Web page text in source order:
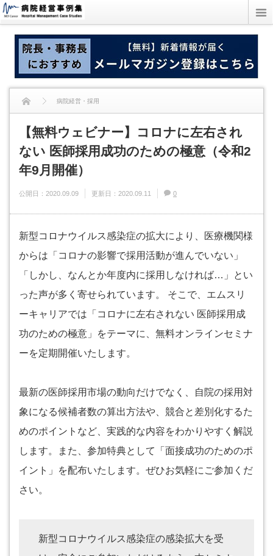
病院経営・採用
【無料ウェビナー】コロナに左右されない 医師採用成功のための極意（令和2年
9月開催）
【無料ウェビナー】コロナに左右され
ない 医師採用成功のための極意（令和2
年9月開催）
公開日： 2020.09.09 更新日： 2020.09.11 0
新型コロナウイルス感染症の拡大により、医療機関様
からは「コロナの影響で採用活動が進んでいない」
「しかし、なんとか年度内に採用しなければ…」とい
った声が多く寄せられています。 そこで、エムスリ
ーキャリアでは「コロナに左右されない 医師採用成
功のための極意」をテーマに、無料オンラインセミナ
ーを定期開催いたします。
最新の医師採用市場の動向だけでなく、自院の採用対
象になる候補者数の算出方法や、競合と差別化するた
めのポイントなど、実践的な内容をわかりやすく解説
します。また、参加特典として「面接成功のためのポ
イント」を配布いたします。ぜひお気軽にご参加くだ
さい。
新型コロナウイルス感染症の感染拡大を受